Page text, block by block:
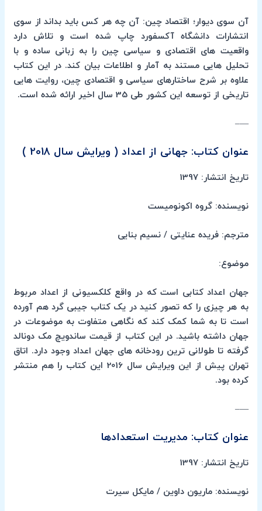
آن سوی دیوار؛ اقتصاد چین: آن چه هر کس باید بداند از سوی
انتشارات دانشگاه آکسفورد چاپ شده است و تلاش دارد
واقعیت های اقتصادی و سیاسی چین را به زبانی ساده و با
تحلیل هایی مستند به آمار و اطلاعات بیان کند. در این کتاب
علاوه بر شرح ساختارهای سیاسی و اقتصادی چین، روایت هایی
تاریخی از توسعه این کشور طی 35 سال اخیر ارائه شده است.
—–
عنوان کتاب: جهانی از اعداد ( ویرایش سال 2018 )
تاریخ انتشار: 1397
نویسنده: گروه اکونومیست
مترجم: فریده عنایتی / نسیم بنایی
موضوع:
جهان اعداد کتابی است که در واقع کلکسیونی از اعداد مربوط
به هر چیزی را که تصور کنید در یک کتاب جیبی گرد هم آورده
است تا به شما کمک کند که نگاهی متفاوت به موضوعات در
جهان داشته باشید. در این کتاب از قیمت ساندویچ مک دونالد
گرفته تا طولانی ترین رودخانه های جهان اعداد وجود دارد. اتاق
تهران پیش از این ویرایش سال 2016 این کتاب را هم منتشر
کرده بود.
—–
عنوان کتاب: مدیریت استعدادها
تاریخ انتشار: 1397
نویسنده: ماریون داوین / مایکل سیرت